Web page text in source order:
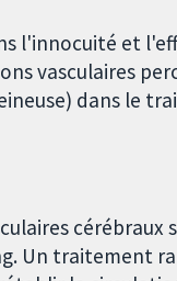
l'innocuité et
vasculaires
dans le
Un traitement